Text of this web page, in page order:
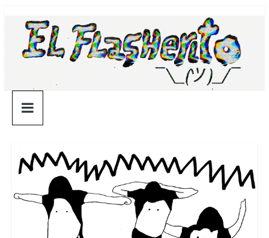
contenido
¯\_(ツ)_/
¯